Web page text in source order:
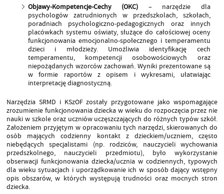
Objawy-Kompetencje-Cechy (OKC) – narzędzie dla
psychologów zatrudnionych w przedszkolach, szkołach,
poradniach psychologiczno-pedagogicznych oraz innych
placówkach systemu oświaty, służące do całościowej oceny
funkcjonowania emocjonalno-społecznego i temperamentu
dzieci i młodzieży. Umożliwia identyfikację cech
temperamentu, kompetencji osobowościowych oraz
niepożądanych wzorców zachowań. Wyniki prezentowane są
w formie raportów z opisem i wykresami, ułatwiając
interpretację diagnostyczną.
Narzędzia SRMD i KSzOF zostały przygotowane jako wspomagające
zrozumienie funkcjonowania dziecka w wieku do rozpoczęcia przez nie
nauki w szkole oraz uczniów uczęszczających do różnych typów szkół.
Założeniem przyjętym w opracowaniu tych narzędzi, skierowanych do
osób mających codzienny kontakt z dzieckiem/uczniem, często
niebędących specjalistami (np. rodziców, nauczycieli wychowania
przedszkolnego, nauczycieli przedmiotu), było wykorzystanie
obserwacji funkcjonowania dziecka/ucznia w codziennych, typowych
dla wieku sytuacjach i uporządkowanie ich w sposób dający wstępny
opis obszarów, w których występują trudności oraz mocnych stron
dziecka.